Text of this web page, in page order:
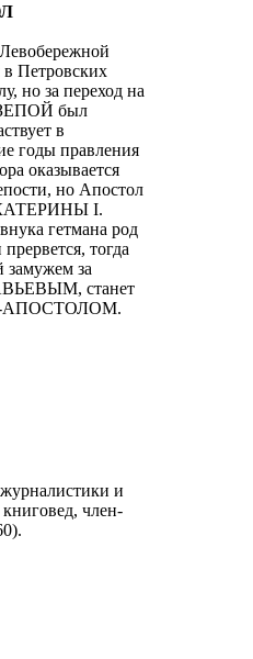
Петровских
но за переход на
был
в
годы правления
оказывается
но Апостол
I.
гетмана род
тогда
за
станет
АПОСТОЛОМ.
и
член-